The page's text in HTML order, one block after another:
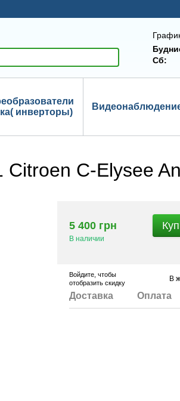
Сб:
инверторы)
C-Elysee
5 400 грн
В наличии
Войдите , чтобы
отобразить скидку
В
Доставка Оплата